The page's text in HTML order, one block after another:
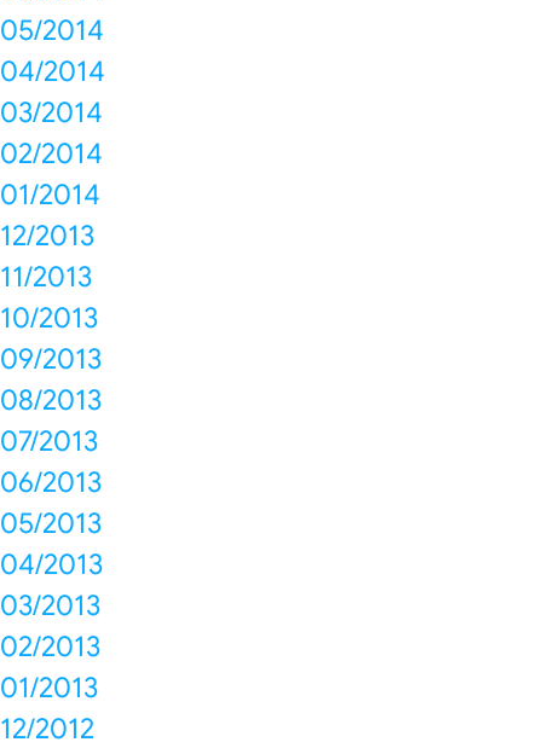
05/2014
04/2014
03/2014
02/2014
01/2014
12/2013
11/2013
10/2013
09/2013
08/2013
07/2013
06/2013
05/2013
04/2013
03/2013
02/2013
01/2013
12/2012